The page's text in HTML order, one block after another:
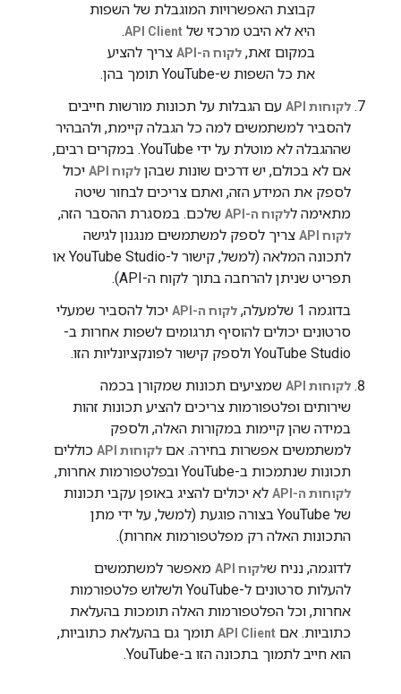
קבוצת האפשרויות המוגבלת של השפות
היא לא היבט מרכזי של API Client
.
במקום זאת, לקוח ה-API
צריך להציע
את כל השפות ש-YouTube תומך בהן.
לקוחות API
עם הגבלות על תכונות מורשות חייבים
להסביר למשתמשים למה כל הגבלה קיימת, ולהבהיר
שההגבלה לא מוטלת על ידי YouTube. במקרים רבים,
אם לא בכולם, יש דרכים שונות שבהן לקוח API
יכול
לספק את המידע הזה, ואתם צריכים לבחור שיטה
מתאימה ללקוח ה-API שלכם. במסגרת ההסבר הזה,
לקוח API
צריך לספק למשתמשים מנגנון לגישה
לתכונה המלאה (למשל, קישור ל-YouTube Studio או
תפריט שניתן להרחבה בתוך לקוח ה-API).
בדוגמה 1 שלמעלה,
לקוח ה-API
יכול להסביר שמעלי
סרטונים יכולים להוסיף תרגומים לשפות אחרות ב-
YouTube Studio ולספק קישור לפונקציונליות הזו.
לקוחות API
שמציעים תכונות שמקורן בכמה
שירותים ופלטפורמות צריכים להציע תכונות זהות
במידה שהן קיימות במקורות האלה, ולספק
למשתמשים אפשרות בחירה. אם לקוחות API
כוללים
תכונות שנתמכות ב-YouTube ובפלטפורמות אחרות,
לקוחות ה-API
לא יכולים להציג באופן עקבי תכונות
של YouTube בצורה פוגעת (למשל, על ידי מתן
התכונות האלה רק מפלטפורמות אחרות).
לדוגמה, נניח שלקוח API
מאפשר למשתמשים
להעלות סרטונים ל-YouTube ולשלוש פלטפורמות
אחרות, וכל הפלטפורמות האלה תומכות בהעלאת
כתוביות. אם API Client תומך גם בהעלאת כתוביות,
הוא חייב לתמוך בתכונה הזו ב-YouTube.